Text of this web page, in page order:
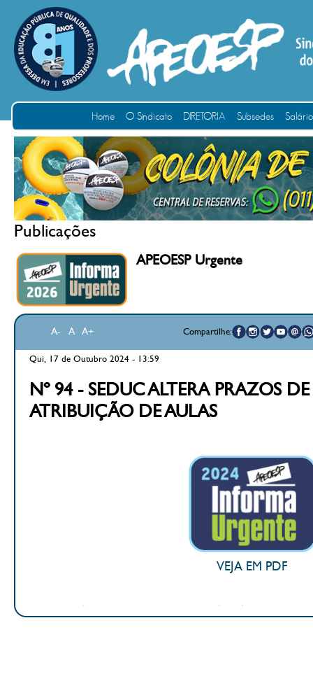
Home O Sindicato DIRETORIA Subsedes
Publicações
APEOESP Urgente
A- A A+ Compartilhe:
Qui, 17 de Outubro 2024 - 13:59
Nº 94 - SEDUC ALTERA PRAZOS
ATRIBUIÇÃO DE AULAS
VEJA EM PDF